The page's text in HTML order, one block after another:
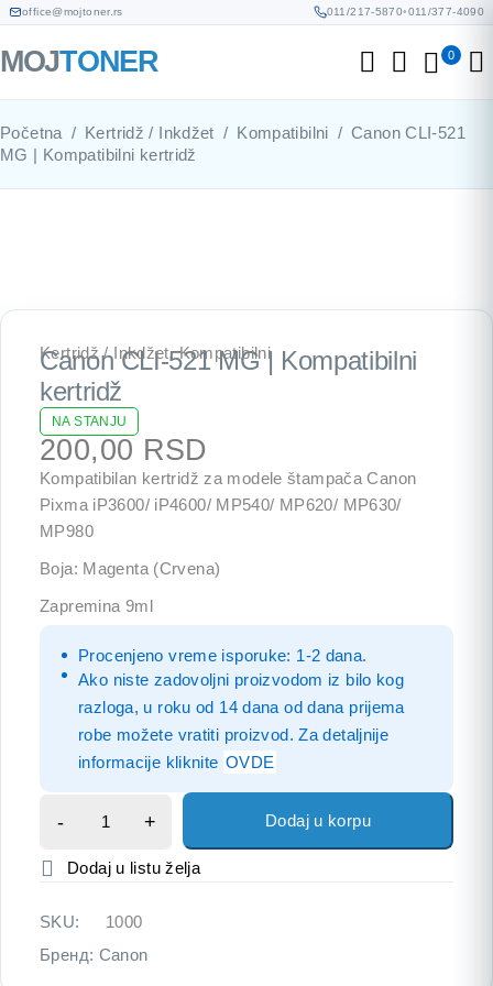
office@mojtoner.rs 011/217-5870•011/377-4090
0
Početna / Kertridž / Inkdžet / Kompatibilni / Canon CLI-521
MG | Kompatibilni kertridž
Kertridž / Inkdžet,Kompatibilni
Canon CLI-521 MG | Kompatibilni
kertridž
NA STANJU
200,00 RSD
Kompatibilan kertridž za modele štampača Canon
Pixma iP3600/ iP4600/ MP540/ MP620/ MP630/
MP980
Boja: Magenta (Crvena)
Zapremina 9ml
Procenjeno vreme isporuke: 1-2 dana.
Ako niste zadovoljni proizvodom iz bilo kog
razloga, u roku od 14 dana od dana prijema
robe možete vratiti proizvod. Za detaljnije
informacije kliknite OVDE
Dodaj u korpu
SKU:
1000
Бренд: Canon